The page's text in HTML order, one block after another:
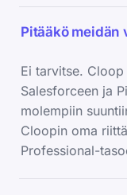
Pitääkö meidän
Ei tarvitse.
Salesforceen ja
molempiin
Cloopin oma
Professional-